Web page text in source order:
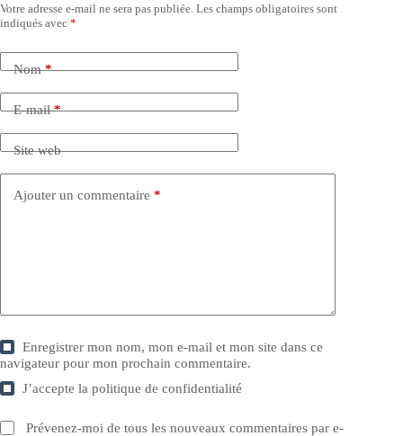
Votre adresse e-mail ne sera pas publiée. Les champs obligatoires sont
indiqués avec *
Nom*
E-mail*
Site web
Ajouter un commentaire *
Enregistrer mon nom, mon e-mail et mon site dans ce
navigateur pour mon prochain commentaire.
J’accepte lapolitique de confidentialité
Prévenez-moi de tous les nouveaux commentaires par e-